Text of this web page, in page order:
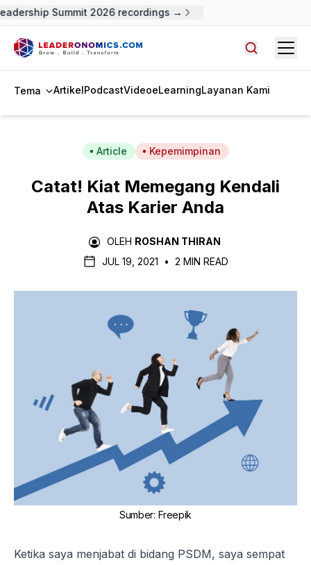
Summit 2026 recordings →
Tema ArtikelPodcastVideoeLearningLayanan Kami
Article Kepemimpinan
Catat! Kiat Memegang Kendali
Atas Karier Anda
OLEH ROSHAN THIRAN
JUL 19, 2021
• 2 MIN READ
Sumber: Freepik
Ketika saya menjabat di bidang PSDM, saya sempat